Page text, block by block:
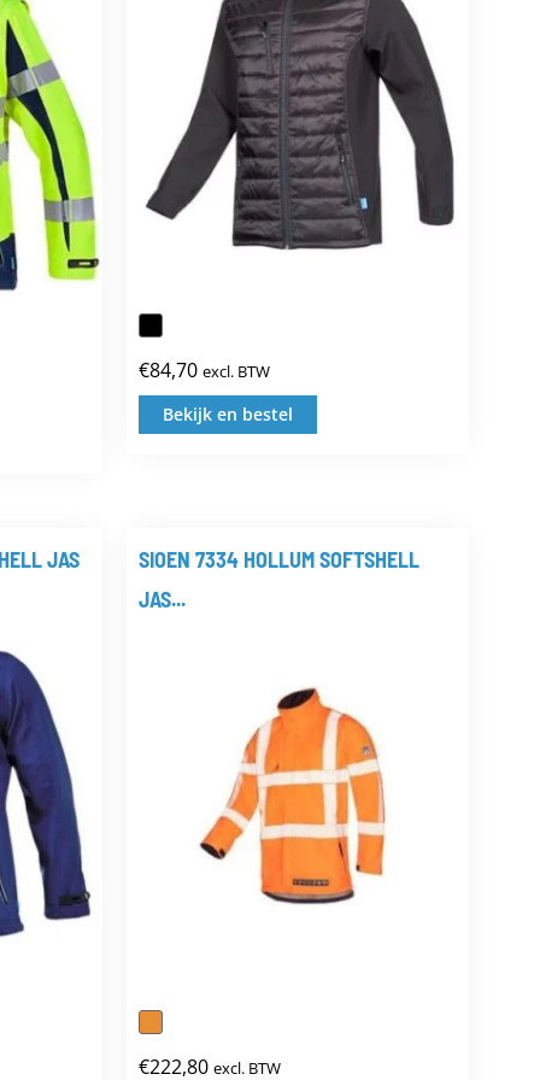
kan
gekozen
worden
op
de
productpagina
€84,70 excl. BTW
Bekijk en bestel
Dit
meerdere
kan
gekozen
worden
op
de
productpagina
JAS
SIOEN 7334 HOLLUM SOFTSHELL
JAS...
€222,80 excl. BTW